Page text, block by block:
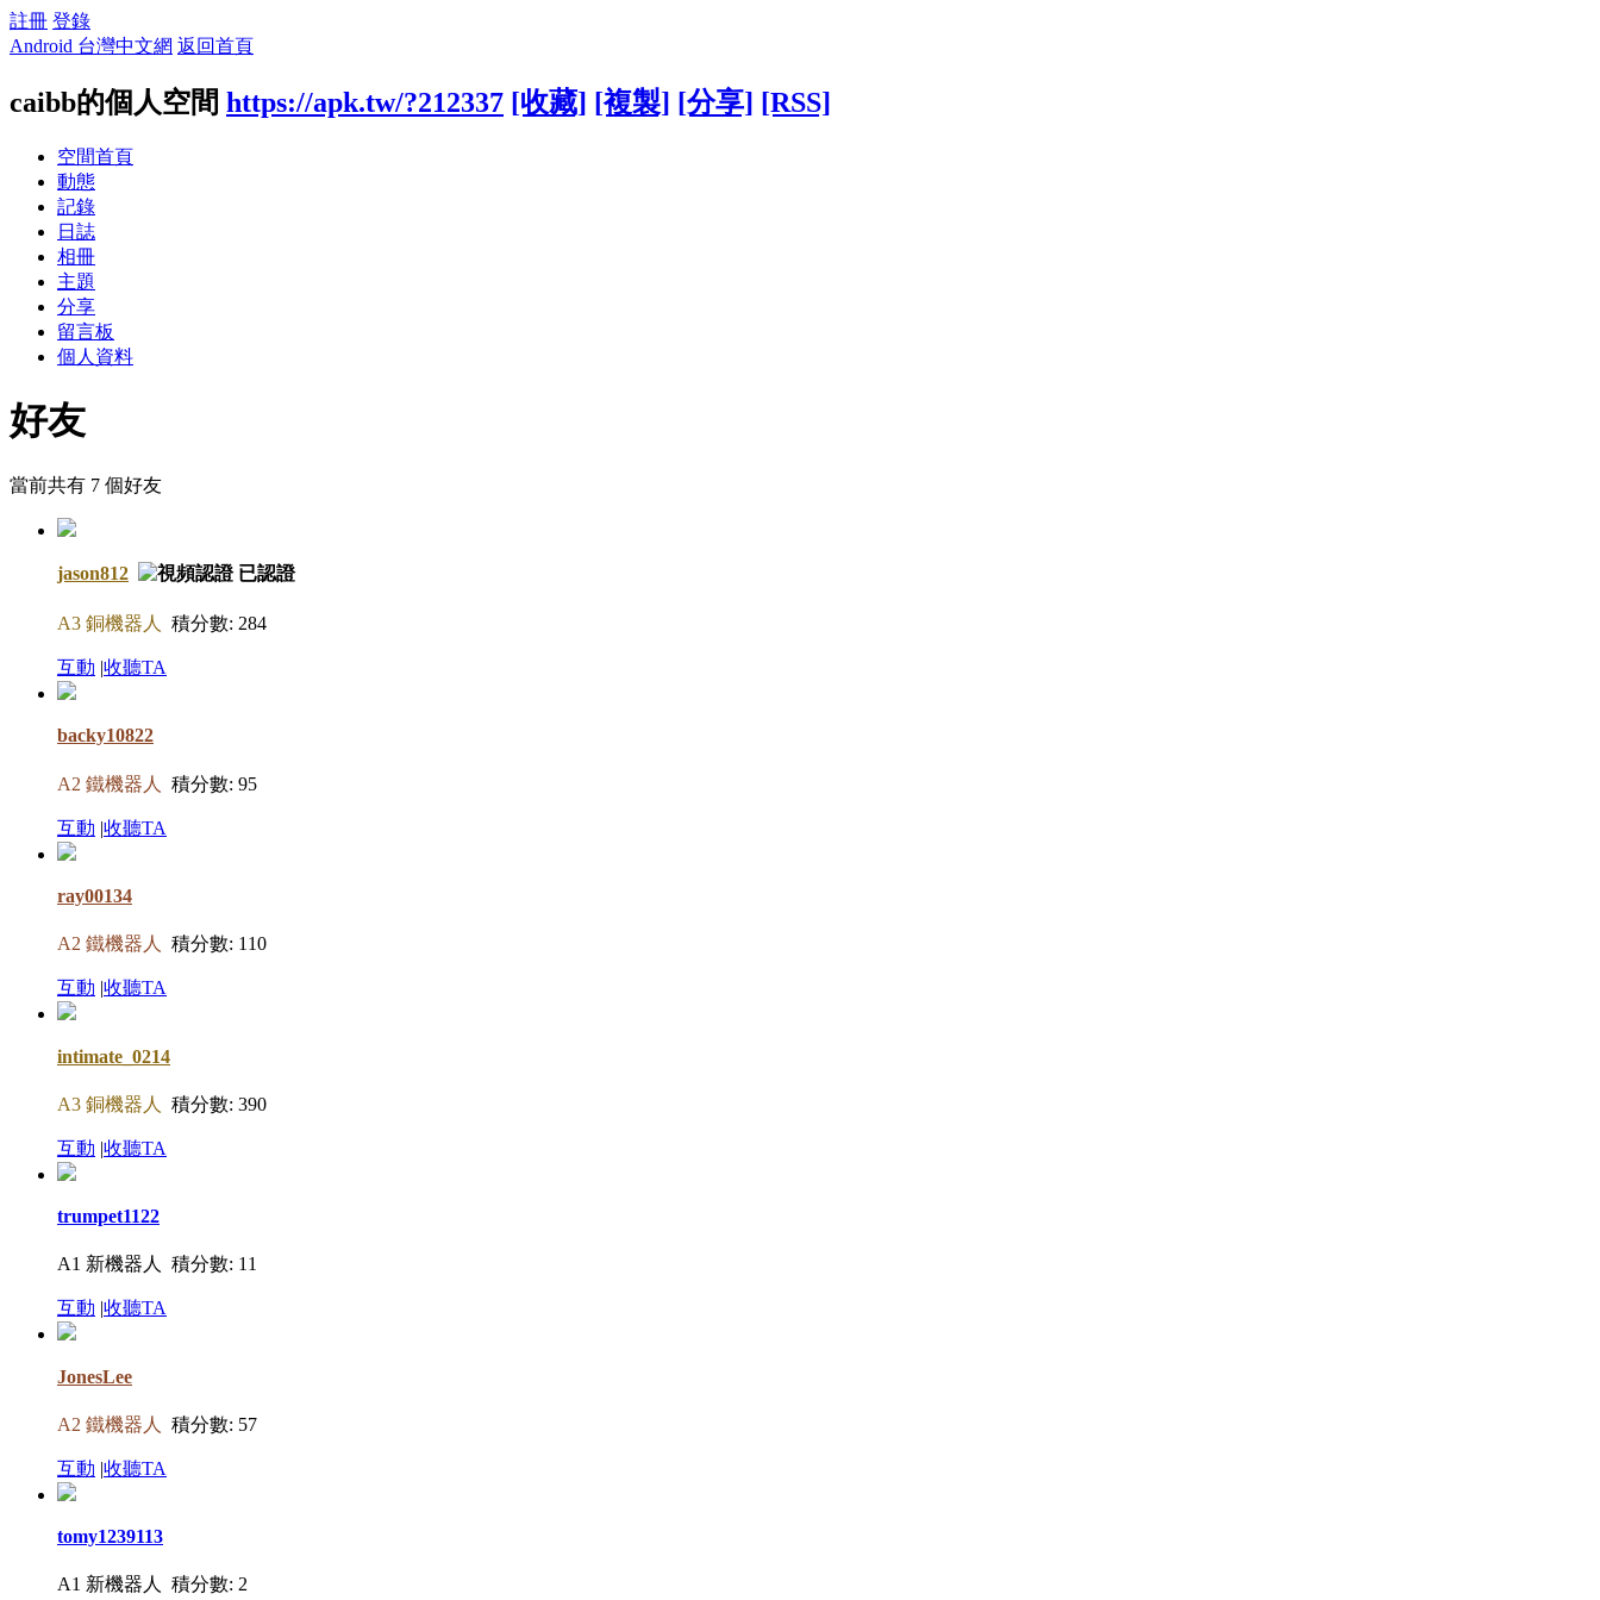
註冊 登錄
Android 台灣中文網 返回首頁
caibb的個人空間 https://apk.tw/?212337 [收藏] [複製] [分享] [RSS]
空間首頁
動態
記錄
日誌
相冊
主題
分享
留言板
個人資料
好友
當前共有 7 個好友
jason812
A3 銅機器人 積分數: 284
互動 |收聽TA
backy10822
A2 鐵機器人 積分數: 95
互動 |收聽TA
ray00134
A2 鐵機器人 積分數: 110
互動 |收聽TA
intimate_0214
A3 銅機器人 積分數: 390
互動 |收聽TA
trumpet1122
A1 新機器人 積分數: 11
互動 |收聽TA
JonesLee
A2 鐵機器人 積分數: 57
互動 |收聽TA
tomy1239113
A1 新機器人 積分數: 2